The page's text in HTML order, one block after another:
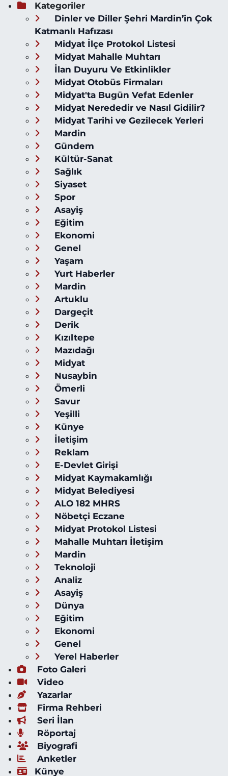
Kategoriler
Dinler ve Diller Şehri Mardin’in Çok
Katmanlı Hafızası
Midyat İlçe Protokol Listesi
Midyat Mahalle Muhtarı
İlan Duyuru Ve Etkinlikler
Midyat Otobüs Firmaları
Midyat'ta Bugün Vefat Edenler
Midyat Nerededir ve Nasıl Gidilir?
Midyat Tarihi ve Gezilecek Yerleri
Mardin
Gündem
Kültür-Sanat
Sağlık
Siyaset
Spor
Asayiş
Eğitim
Ekonomi
Genel
Yaşam
Yurt Haberler
Mardin
Artuklu
Dargeçit
Derik
Kızıltepe
Mazıdağı
Midyat
Nusaybin
Ömerli
Savur
Yeşilli
Künye
İletişim
Reklam
E-Devlet Girişi
Midyat Kaymakamlığı
Midyat Belediyesi
ALO 182 MHRS
Nöbetçi Eczane
Midyat Protokol Listesi
Mahalle Muhtarı İletişim
Mardin
Teknoloji
Analiz
Asayiş
Dünya
Eğitim
Ekonomi
Genel
Yerel Haberler
Foto Galeri
Video
Yazarlar
Firma Rehberi
Seri İlan
Röportaj
Biyografi
Anketler
Künye